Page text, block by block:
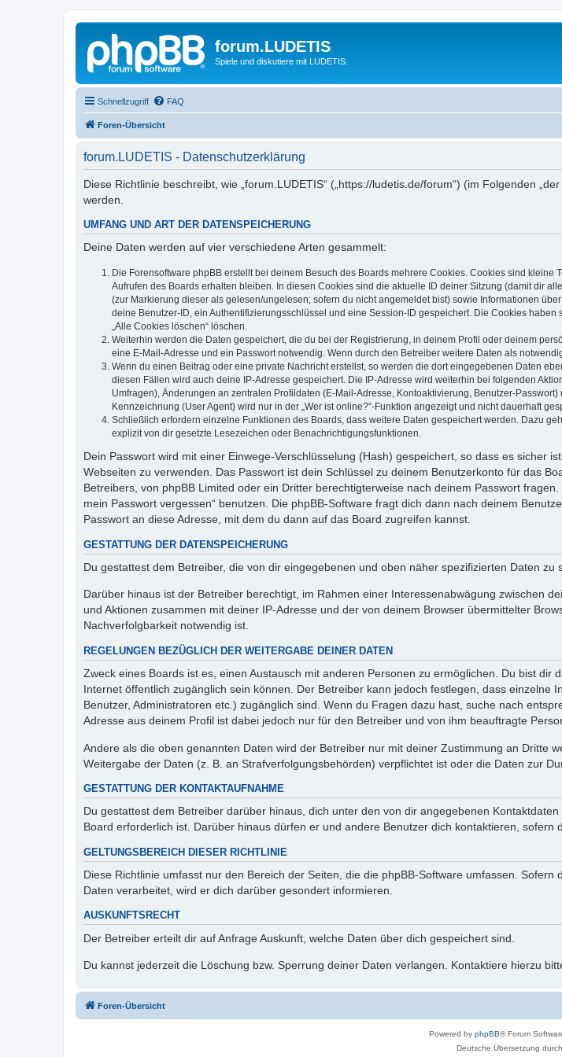
forum.LUDETIS
Spiele und diskutiere mit LUDETIS.
Schnellzugriff FAQ
Foren-Übersicht
forum.LUDETIS - Datenschutzerklärung
Diese Richtlinie beschreibt, wie „forum.LUDETIS“ („https://ludetis.de/forum“) (im Folgenden
werden.
UMFANG UND ART DER DATENSPEICHERUNG
Deine Daten werden auf vier verschiedene Arten gesammelt:
Die Forensoftware phpBB erstellt bei deinem Besuch des Boards mehrere Cookies. Cookies sind
Aufrufen des Boards erhalten bleiben. In diesen Cookies sind die aktuelle ID deiner Sitzung (damit dir
(zur Markierung dieser als gelesen/ungelesen; sofern du nicht angemeldet bist) sowie Informationen
deine Benutzer-ID, ein Authentifizierungsschlüssel und eine Session-ID gespeichert. Die Cookies
„Alle Cookies löschen“ löschen.
Weiterhin werden die Daten gespeichert, die du bei der Registrierung, in deinem Profil oder deinem
eine E-Mail-Adresse und ein Passwort notwendig. Wenn durch den Betreiber weitere Daten als
Wenn du einen Beitrag oder eine private Nachricht erstellst, so werden die dort eingegebenen Daten
diesen Fällen wird auch deine IP-Adresse gespeichert. Die IP-Adresse wird weiterhin bei folgenden
Umfragen), Änderungen an zentralen Profildaten (E-Mail-Adresse, Kontoaktivierung, Benutzer-
Kennzeichnung (User Agent) wird nur in der „Wer ist online?“-Funktion angezeigt und nicht dauerhaft
Schließlich erfordern einzelne Funktionen des Boards, dass weitere Daten gespeichert werden. Dazu
explizit von dir gesetzte Lesezeichen oder Benachrichtigungsfunktionen.
Dein Passwort wird mit einer Einwege-Verschlüsselung (Hash) gespeichert, so dass es sicher
Webseiten zu verwenden. Das Passwort ist dein Schlüssel zu deinem Benutzerkonto für das
Betreibers, von phpBB Limited oder ein Dritter berechtigterweise nach deinem Passwort
mein Passwort vergessen“ benutzen. Die phpBB-Software fragt dich dann nach deinem
Passwort an diese Adresse, mit dem du dann auf das Board zugreifen kannst.
GESTATTUNG DER DATENSPEICHERUNG
Du gestattest dem Betreiber, die von dir eingegebenen und oben näher spezifizierten Daten
Darüber hinaus ist der Betreiber berechtigt, im Rahmen einer Interessenabwägung zwischen
und Aktionen zusammen mit deiner IP-Adresse und der von deinem Browser übermittelter
Nachverfolgbarkeit notwendig ist.
REGELUNGEN BEZÜGLICH DER WEITERGABE DEINER DATEN
Zweck eines Boards ist es, einen Austausch mit anderen Personen zu ermöglichen. Du bist
Internet öffentlich zugänglich sein können. Der Betreiber kann jedoch festlegen, dass
Benutzer, Administratoren etc.) zugänglich sind. Wenn du Fragen dazu hast, suche nach
Adresse aus deinem Profil ist dabei jedoch nur für den Betreiber und von ihm beauftragte
Andere als die oben genannten Daten wird der Betreiber nur mit deiner Zustimmung an Dritte
Weitergabe der Daten (z. B. an Strafverfolgungsbehörden) verpflichtet ist oder die Daten zur
GESTATTUNG DER KONTAKTAUFNAHME
Du gestattest dem Betreiber darüber hinaus, dich unter den von dir angegebenen
Board erforderlich ist. Darüber hinaus dürfen er und andere Benutzer dich kontaktieren, sofern
GELTUNGSBEREICH DIESER RICHTLINIE
Diese Richtlinie umfasst nur den Bereich der Seiten, die die phpBB-Software umfassen.
Daten verarbeitet, wird er dich darüber gesondert informieren.
AUSKUNFTSRECHT
Der Betreiber erteilt dir auf Anfrage Auskunft, welche Daten über dich gespeichert sind.
Du kannst jederzeit die Löschung bzw. Sperrung deiner Daten verlangen. Kontaktiere hierzu
Foren-Übersicht
Powered by phpBB® Forum
Deutsche Übersetzung durch